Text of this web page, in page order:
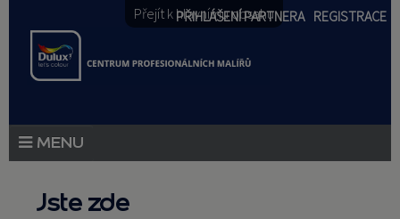
Přejít k hlavnímu obsahu
PŘIHLÁŠENÍ PARTNERA REGISTRACE
Jste zde